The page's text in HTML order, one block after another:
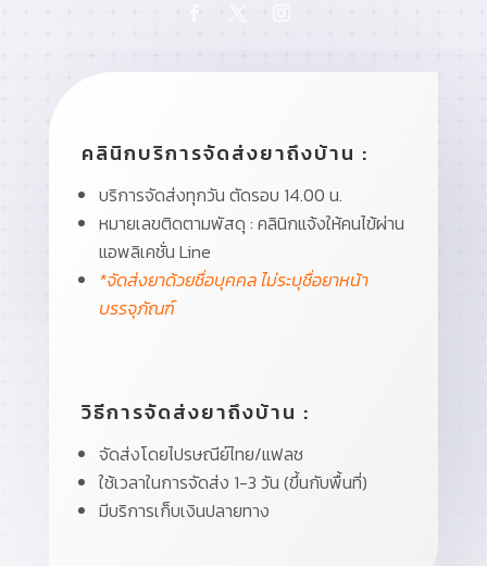
คลินิกบริการจัดส่งยาถึงบ้าน :
บริการจัดส่งทุกวัน ตัดรอบ 14.00 น.
หมายเลขติดตามพัสดุ : คลินิกแจ้งให้คนไข้ผ่าน
แอพลิเคชั่น Line
*จัดส่งยาด้วยชื่อบุคคล ไม่ระบุชื่อยาหน้า
บรรจุภัณฑ์
วิธีการจัดส่งยาถึงบ้าน :
จัดส่งโดยไปรษณีย์ไทย/แฟลช
ใช้เวลาในการจัดส่ง 1-3 วัน (ขึ้นกับพื้นที่)
มีบริการเก็บเงินปลายทาง